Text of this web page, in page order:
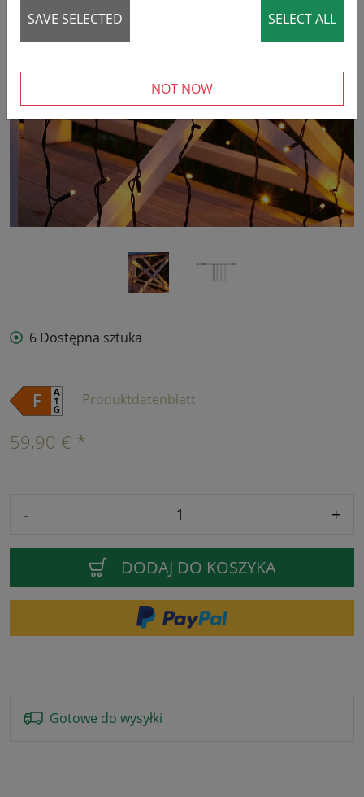
‹ ›
6 Dostępna sztuka
Produktdatenblatt
59,90 € *
- +
DODAJ DO KOSZYKA
Gotowe do wysyłki
SAVE SELECTED SELECT ALL
NOT NOW